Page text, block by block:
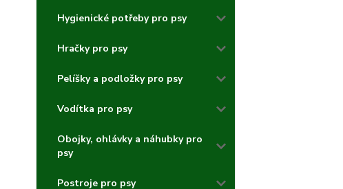
Hygienické potřeby pro psy
Hračky pro psy
Pelíšky a podložky pro psy
Vodítka pro psy
Obojky, ohlávky a náhubky pro
psy
Postroje pro psy